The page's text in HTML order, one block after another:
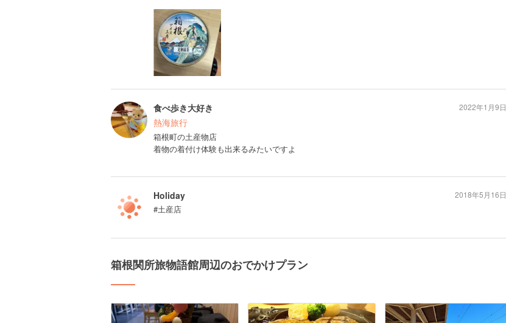
食べ歩き大好き
熱海旅行
箱根町の土産物店
着物の着付け体験も出来るみたいですよ
2022年1月9日
Holiday
#土産店
2018年5月16日
箱根関所旅物語館周辺のおでかけプラン